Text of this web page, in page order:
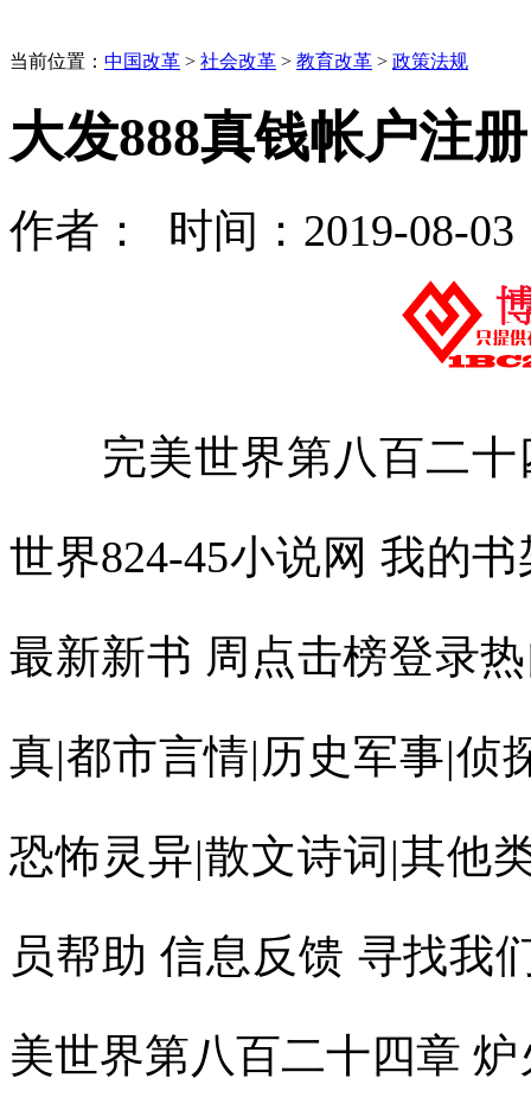
当前位置： 中国改革 > 社会改革 > 教育改革 > 政策法规
大发888真钱帐户注册
作者： 时间：2019-08-03
完美世界第八百二十四章 炉火纯青(辰东)-完美世界824-45小说网 我的书架 排 行 榜 最近更新 完本 最新新书 周点击榜登录热门分类：玄幻魔法|武侠修真|都市言情|历史军事|侦探推理|游戏竞技|科幻小说|恐怖灵异|散文诗词|其他类型 小说更新 小说推荐 会员帮助 信息反馈 寻找我们 45小说 完美世界简介 完美世界第八百二十四章 炉火纯青 加入书签 第八百二十四章 炉火纯青类别：玄幻魔法 作者：辰东 书名：完美世界石昊盘坐，身体剧颤不已，因为正在遭受着巨大的苦楚，身上冒出的一簇又一族符文火光，烧的他的血肉模糊。正如外界所言，有些地方出现了大窟窿。就像是他那副破烂甲胄，看起来非常寒酸，上面有一个又一个大洞驸马，莫逃gl。但这是肉身，出现这种情况意味着很糟糕，也很危险，一般来说点燃神火将实现一次完美蜕变，会更强！可是，他这种状况，分明严重伤到了自己，血气在被消耗，长此下去肉身会干枯。哧！火苗更盛了，石昊有些地方的血肉干瘪，破损后露出晶莹的白骨。“好痛！”石昊轻颤，咬着牙关，承受这种磨难。他终于知道，为何古代想走另类成神路的人都死了，没有好下场，这果然不是一般人能忍受的。这才开始，肌体就快遭不住了，出现重创。他有点怀疑，自己能否坚持下来，因为这次要走的路比之古代那些人要狠多了，更加彻底，无所保留。他引动了外部的大道，而非单一的“古火”。此时，一种又一种道则在烧其躯干，燃其精魂，这如同一柄又一柄仙剑斩来，在割肉、在裂魂，剧痛难忍。以天地为铜炉，以万道为火，熬炼自己，这不是一般人可承受的，才开始石昊就知道这可能是绝路。一条又一条青石路，出现波纹，如一簇又一簇火焰，向着石昊那里凝聚，将他缠绕。这才十几道而已，就已如此，可想而知后面会多么的艰难，一个弄不好当场就会形神俱灭！几个月来的感悟，石昊在这里与青石路蕴含的道沟通。而今顺势牵引，让十几条道则加持在自己身上。“我做的不够好，有偏差，这不是熬炼。这是在自我毁灭。”石昊默默思量，自我总结。他觉得，的确引动了十几种道则，但是却并没有将天地铜炉运用好，而是直接在焚毁自己，有所失误。十几条青石路，波纹更亮了，如同一条又一条光蛇游来，缠住石昊，要勒进他的体魄中。危机更重了。石昊的身上出现了更严重的伤，有些地方甚至要断开了，这是十几种道则在释放，在燃烧，在斩他。“不是如此！”石昊倏地睁开了眼睛。他知道，必须得改变了，不然自己多半危矣，这条路走不到尽头就得伤殒。“乾坤为炉！”瞬息间，他挣脱出来，离地而起，依旧盘坐。悬在那里。在其周围，虚空扭曲，模糊了下来，看起来朦朦胧胧。轰！一声巨响，那天穹仿佛压了下来。再一声剧震，那青石路似腾起。贴近了他。这个地方发生诡异的变化，仔细看，却是那虚空在凹陷，在发生改变，十几条道则化成的火光被撑开了。离开其躯。无形间，在其体外，像是有一座炉鼎，那是以虚空凝练而成，将他收在当中。特别是，当他的肌体发光，神芒透体而出时，可以清晰的看到，圣光被拘禁在一个鼎炉内绝色千金之这个妖孽是我的。外界，众人心头一颤。此际，石昊的体外，有一个炉鼎，被光填满后才可见到，不然的话难以辨别。扭曲虚空，拘禁天地，熔炼为炉鼎，真实显化！若非内部填满石昊的神力光辉，外人很难见到，只能模糊的感知。这是一种奇景！至此，缠绕在他身上的十几道光束，化成火焰，开始沸腾，煅烧那口炉鼎，而非裹在他的身上。这有点匪夷所思，让外界许多人面面相觑。“他图谋甚大，走上了这样的一条路，比古代那些绝艳天下、最终殒落或废掉的人还彻底！”有教主自语，神色严肃。至此，其他人都吃了一惊，居然给了他这么高的评价，荒、罪、石昊要逆天吗？石昊神色平和了很多，身在炉鼎内，被十几道火光燃烧、炙烤，他默默的体悟，让自己心中宁静。“应该如此！”乾坤为炉，万道为火，现在展现出雏形。石昊于虚空中开辟熔炉，真身盘坐当中，以十几条道火焚烧。这个时候，那里一片璀璨，那本来不可见的熔炉被血气与法力填充，被道火包裹，其形可见，朴质而自然。时间流逝，一晃眼就过去了半个月，道火不熄，越来越盛，这里也越发的神秘。石昊身处鼎中，如同一炉大药，在被熬炼，汲取天地精华，吸纳道火精粹，壮大自己。他身上的伤，那些大窟窿渐渐的愈合了，肌体发出光，不再缺乏生机。“还是不对，与我的本意不符。”鼎中，石昊思索，他的伤好了，由于道火经过炉鼎的隔离，温和的部分进入身体，修复了他伤体。他的确得到了好处，但是这并非他要走的路。“我是要看这些道，这些路，而不是去复制，去模仿，去全部走上一遍。”石昊目光坚毅，他要超脱，而不是要重走古人这些道，他只是观看过就好。“我只是以这些道为火，烧身燃神，锻造真我，而不是去效仿古法！”石昊说道。下一刻，鼎依旧在，但那十几道火不同了，盛烈而炽热，烧进了鼎内，刺透了他的躯体，令他浑身喷火。尽管经过炉鼎阻挡，去掉了暴烈，但依旧可怕无比。石昊观道，但是并不是效仿古法，不是在模仿，而是以火焚烧与锻造自己，一时间他身上又出现伤了。外界，众人吃惊，有些看不透他了。“他的肉身极强，走到了尊者所能达到的绝巅，甚至可以说，再造出了一段路，不然怎么能够承受！”有人说道。一些教主双目幽深。盯着那里不说话，他们想到了一些事，除非经历过天劫，才能抵住这般的道火。不然的话。一般的尊者进去，直接就成灰烬了，怎么可能抵挡住。想走他这种路，肉身必须坚固，元神也要强韧，不然十几条道火缠身，早晚要成为劫灰清城笑。“他……难道真的想悟透三千条青石路所承载的道，然后藉此成神，这……不可想象！”有天神心中大动。尽管知道无人可以做到，不可能成功。但还是为他的疯狂而感到吃惊。其他人闻言，也都震撼，这个少年的气魄未免太大了，要掌握三千条青石古路上的道，藉此成神？“他疯了吗。这样做不可能有结果。”有人摇头，确定他注定会失败。就是参悟一生也不可能全部掌握，而那里可是仙古，不是什么净土，谁会给他时间？要不了多久就要有激战了。他一旦被人发现，必遭猎杀！“错了，他的目标很远。比你们想象的更过，并非真正要效法三千条古之大道。”这个时候，一辆紫金辇车中有人开口。混沌气迷蒙，辇车仿佛悬在开天辟地前，神秘而不可测。这是当世皇族的战车，有人怀疑。那里静坐着该族有史以来最强大的人，而他看透了那少年要做什么。“他，只是将那三千条青石路上的道则当作了炉火，而非其他，只是在观与看。而不是全面模仿。”紫金辇车中传出这样的话。“这是……为什么？”连一些教主都蹙眉，并未看清到这一步。掌握青石路上所有的法，很难，不可做到，可若有了这样的目标，气魄很宏大，前景壮阔，可以用一生去拼，也许真能有成。他……居然不是再打这个主意？“他有野望，不想被这天地禁锢，要跳出，所谓的三千种大道火光，对于他来说真的是只是‘火’，而非其他，要超脱这些道。”紫金辇车中，皇族的强者说出这样一番话。所有人都是一怔，暗自心惊，这个少年竟然要走这样的路？敢如此！若是石昊能够听到，一定会吓一跳，有人看出了他的一些想法，洞悉了他要走的一部分路。只是，知道又如何？又有几人敢走呢。事实上，在外界这里，很多人心里都在大骂他是个疯子，这是在找死，以万道为火，焚烧己身，必成灰烬。“就是举世皆知他的路，又有谁敢去走，而他自己也难以成功。”有教主道。“他该不会曾经渡过最可怕的天劫吧，你们看，他又在加火了，焚烧炉鼎，锤炼己身。”有人惊道。仙古内，青石路上空。石昊引来的道火更多了，一条又一条，发出波纹，化成光束，形成火焰，焚烧乾坤炉鼎！在此过程中，石昊的肉身再次出现了一些破损处，因为这种火太强大了，不止一种，而是增加到了几十种。所有这些都在按照心中所思而来，一步一步踏出他自己的路。“一百零八道火焰了，他居然承受住了？！”外界，人们吃惊。“因为，他很清楚，不可能一蹴而就，虽然沟通了一百多条青石路上的道则，但是并未让它们沸腾、狂暴，而只是引动‘小火’，慢慢适应，熬炼己身。”有人道出真相。而后，石昊不再加了，他盘坐炉鼎中，通体莹莹灿灿，在发光，也在燃烧穿越隋唐之乱世攻略。他自己身被点燃了部分，血肉在干枯，整个人都瘦了一大圈，那是精气神在被锤炼，不断压榨、凝缩。除此之外，他身上也出现了更多的伤，有窟窿，有裂痕，道火无穷，即便再怎么控制，也会有损己身。直到又过了一个月，他渐渐适应了，伤口才没有继续增加。但是，此时他浑身焦黑，跟木炭似的了，大小窟窿与伤痕有上百处！“天地为熔炉、皮肉为熔炉，元神为熔炉……”石昊说道，他做出了大胆的举动。让乾坤炉鼎的壁稀薄，放任火光涌入，直接煅烧己身！这很可怕，又经历一个月的焚身熔神。石昊干巴巴了，肉身干枯，伤口都不见了，因为血肉成皮。贴了在骨头上。此外，元神被熬炼的缩小，化成一轮刺目的光团！到了后来，炉内与炉外，火光一致了，如果撤去天地熔炉直接烧己身，区别也不会太大了。一晃眼，石昊来到仙古九个月了，时间匆匆！而此时，历经这么漫长的时间。炉内的火化成了青色，一百零八种道则火光一致，融在一起，焚烧他的身与神。“炉火纯青，这种修行、蜕变。第一步走到了头，该告一个段落了。”石昊明悟。一百零八种古之大道，虽说只是点燃部分光光，并非真正沸腾，再现大道，但也足够惊世了，这么多融合在一起。动辄就可将人烧成尘埃。“就以这种程度的火焚烧，直到三千种大道火光齐现。”石昊定下目标。若是真的成功，还可以考虑，加大每一种火的强度，进一步沟通，释放大道神威。“我没看错吧。一百零八种大道火光，烧了他几个月都没死？！”“不仅如此，你们看到了嘛，炉火纯青，熬炼他到了一定的极致！”外界。有人震撼。当虚空扭曲，乾坤炉鼎化掉，而一百零八道火消退后，石昊坠落了下来，一头栽在青石阶上。“妄自而为，烧废了！”有人做出判断。就是一些教主也蹙眉，感觉他的确把自己烧坏了。这个时候的石昊，简直像是个骷髅，通体焦黑，皮包骨头，缺少生命精气。他倒在那里，一动也不能动。“孩子，你千万不要有事，快快醒来。”不老山那里，有人低语，带着哭腔与悲意。一等就是三天，石昊都无动静，肉身干枯，生气越来越少。“死了吗，应该是焚坏了真身。”冥土的人说道，他们对生与死理解的很深。直到第五日，石昊才复苏，慢慢爬了起来，他蹙眉，一步一步向青石路外走去，接近那诸多的斑斓小千世界。“必须要补充精气与神力了，不然会很糟糕。”他轻语。“这个样子，还想去斑斓世界，估计随便跳出一个尊者都能将他斩掉，伤的太重了光盛王朝。”外界，一群人盯着石碑，看着他，不禁摇了摇头。至于火云洞、冥土、天国等教的人马，更是露出淡淡的冷意，石昊以这种状态进那些古界，多半会惨死。“咦，他进入了我族初代所在的小千世界，在自寻死路吗？”妖龙道门的人大笑，没有想到，石昊竟闯进了那里。其他人也都